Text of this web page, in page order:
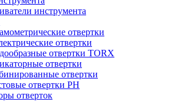
инструмента
отвертки
отвертки
отвертки TORX
отвертки
отвертки
отвертки PH
отверток